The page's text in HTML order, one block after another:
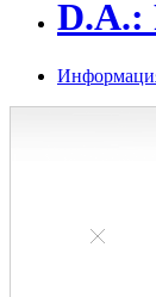
D.A.: